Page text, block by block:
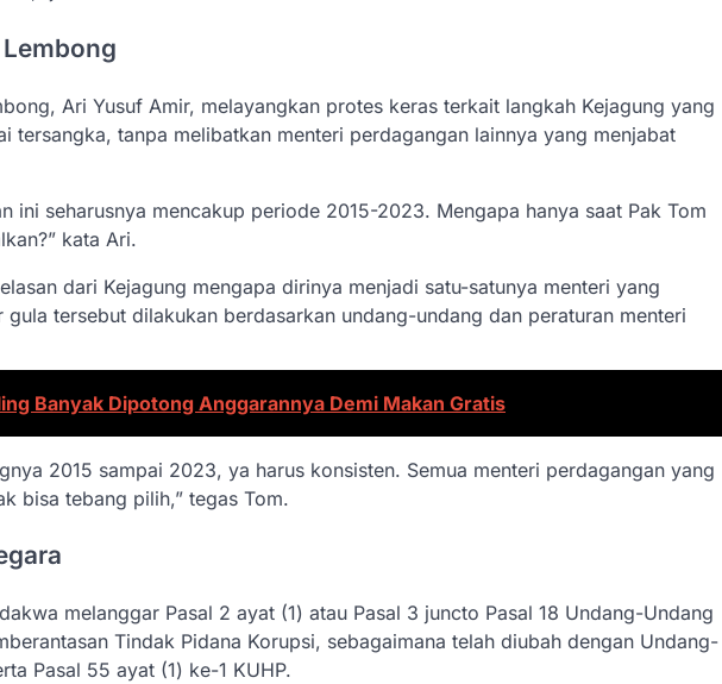
Ari Yusuf Amir, melayangkan protes keras terkait langkah Kejagung yang
tersangka, tanpa melibatkan menteri perdagangan lainnya yang menjabat
ini seharusnya mencakup periode 2015-2023. Mengapa hanya saat Pak Tom
kata Ari.
dari Kejagung mengapa dirinya menjadi satu-satunya menteri yang
tersebut dilakukan berdasarkan undang-undang dan peraturan menteri
Banyak Dipotong Anggarannya Demi Makan Gratis
2015 sampai 2023, ya harus konsisten. Semua menteri perdagangan yang
bisa tebang pilih,” tegas Tom.
melanggar Pasal 2 ayat (1) atau Pasal 3 juncto Pasal 18 Undang-Undang
Tindak Pidana Korupsi, sebagaimana telah diubah dengan Undang-
Pasal 55 ayat (1) ke-1 KUHP.